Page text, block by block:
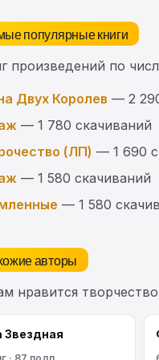
популярные книги
произведений по
Двух Королев — 2
— 1 780 скачиваний
(ЛП) — 1 690
— 1 580 скачиваний
— 1 580
авторы
нравится
Звездная